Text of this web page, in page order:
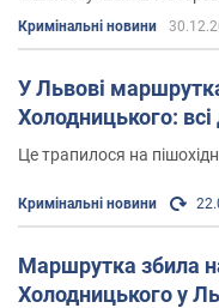
Кримінальні новини
У Львові
Холодницького: всі
Це трапилося на
Кримінальні новини
Маршрутка збила
Холодницького у